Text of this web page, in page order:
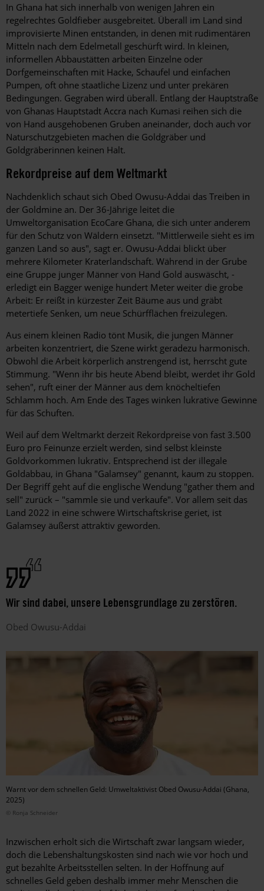
In Ghana hat sich innerhalb von wenigen Jahren ein
regelrechtes Goldfieber ausgebreitet. Überall im Land sind
improvisierte Minen entstanden, in denen mit rudimentären
Mitteln nach dem Edelmetall geschürft wird. In kleinen,
informellen Abbaustätten arbeiten Einzelne oder
Dorfgemeinschaften mit Hacke, Schaufel und einfachen
Pumpen, oft ohne staatliche Lizenz und unter prekären
Bedingungen. Gegraben wird überall. Entlang der Hauptstraße
von Ghanas Hauptstadt Accra nach Kumasi reihen sich die
von Hand ausgehobenen Gruben aneinander, doch auch vor
Naturschutzgebieten machen die Goldgräber und
Goldgräberinnen keinen Halt.
Rekordpreise auf dem Weltmarkt
Nachdenklich schaut sich Obed Owusu-Addai das Treiben in
der Goldmine an. Der 36-Jährige leitet die
Umweltorganisation EcoCare Ghana, die sich unter anderem
für den Schutz von Wäldern einsetzt. "Mittlerweile sieht es im
ganzen Land so aus", sagt er. Owusu-Addai blickt über
mehrere Kilometer Kraterlandschaft. Während in der Grube
eine Gruppe junger Männer von Hand Gold auswäscht, ­
erledigt ein Bagger wenige hundert Meter weiter die grobe
Arbeit: Er reißt in kürzester Zeit Bäume aus und gräbt
metertiefe Senken, um neue Schürfflächen freizu­legen.
Aus einem kleinen Radio tönt Musik, die jungen Männer
arbeiten konzentriert, die Szene wirkt geradezu harmonisch.
Obwohl die Arbeit körperlich anstrengend ist, herrscht gute
Stimmung. "Wenn ihr bis heute Abend bleibt, werdet ihr Gold
sehen", ruft einer der Männer aus dem knöcheltiefen
Schlamm hoch. Am Ende des Tages winken lukrative Gewinne
für das Schuften.
Weil auf dem Weltmarkt derzeit Rekordpreise von fast 3.500
Euro pro Feinunze erzielt werden, sind selbst kleinste
Goldvorkommen lukrativ. Entsprechend ist der illegale
Goldabbau, in Ghana "Galamsey" genannt, kaum zu stoppen.
Der Begriff geht auf die englische Wendung "gather them and
sell" zurück – "sammle sie und verkaufe". Vor allem seit das
Land 2022 in eine schwere Wirtschaftskrise geriet, ist
Galamsey äußerst attraktiv ­geworden.
Wir sind dabei, unsere Lebensgrundlage zu zerstören.
Obed Owusu-Addai
Warnt vor dem schnellen Geld: Umweltaktivist Obed Owusu-Addai (Ghana,
2025)
© Ronja Schneider
Inzwischen erholt sich die Wirtschaft zwar langsam wieder,
doch die Lebenshaltungskosten sind nach wie vor hoch und
gut bezahlte Arbeitsstellen selten. In der Hoffnung auf
schnelles Geld geben deshalb immer mehr Menschen die